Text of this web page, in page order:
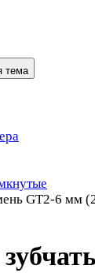
тема
GT2-6 мм